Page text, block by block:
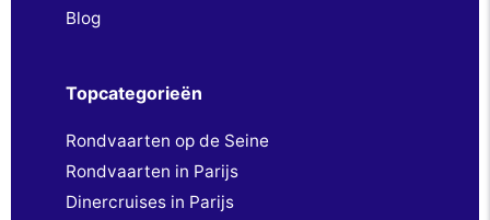
Blog
Topcategorieën
Rondvaarten op de Seine
Rondvaarten in Parijs
Dinercruises in Parijs